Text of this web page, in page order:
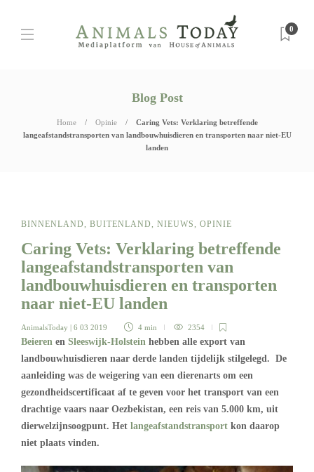
0
Blog Post
Home Opinie
Caring Vets: Verklaring betreffende
langeafstandstransporten van landbouwhuisdieren en transporten naar niet-EU
landen
BINNENLAND, BUITENLAND, NIEUWS, OPINIE
Caring Vets: Verklaring betreffende
langeafstandstransporten van
landbouwhuisdieren en transporten
naar niet-EU landen
AnimalsToday | 6 03 2019 4 min 2354
Beieren en Sleeswijk-Holstein hebben alle export van
landbouwhuisdieren naar derde landen tijdelijk stilgelegd. De
aanleiding was de weigering van een dierenarts om een
gezondheidscertificaat af te geven voor het transport van een
drachtige vaars naar Oezbekistan, een reis van 5.000 km, uit
dierwelzijnsoogpunt. Het langeafstandstransport kon daarop
niet plaats vinden.